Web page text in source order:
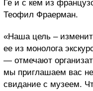
Ге и с кем из
Теофил Фраерман.
«Наша цель –
ее из монолога
— отмечают
мы приглашаем вас
свидание с музеем.